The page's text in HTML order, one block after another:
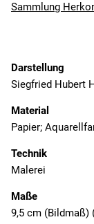
Sammlung
Darstellung
Siegfried Hubert
Material
Papier;
Technik
Malerei
Maße
9,5 cm (Bildmaß)